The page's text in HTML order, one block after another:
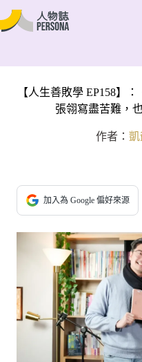
【人生善敗學 EP158】
張翎寫盡苦難，
作者： 凱
加入為 Google 偏好來源